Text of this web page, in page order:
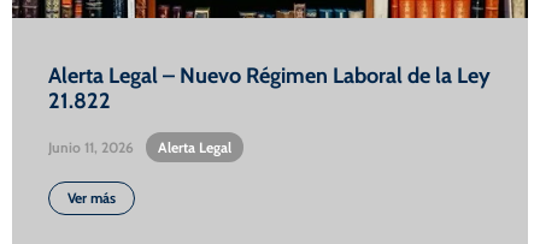
Alerta Legal – Nuevo Régimen Laboral de la Ley
21.822
Junio 11, 2026 Alerta Legal
Ver más